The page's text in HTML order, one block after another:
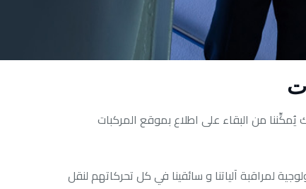
يُمكِّننا من البقاء على اطلاع بموقع المركبات
لمراقبة آلياتنا و سائقينا في كل تحركاتهم لنقل